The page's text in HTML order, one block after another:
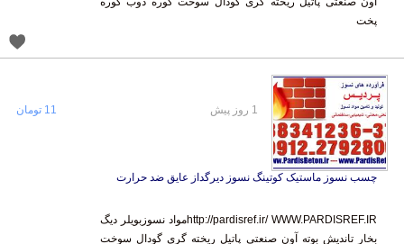
پخت
چسب نسوز ماستیک کوتینگ نسوز دیرگداز عایق ضد حرارت
http://pardisref.ir/ WWW.PARDISREF.IRمواد نسوزبویلر دیگ
بخار تاندیش بوته آون صنعتی پاتیل ریخته گری گودال سوخت
11 تومان